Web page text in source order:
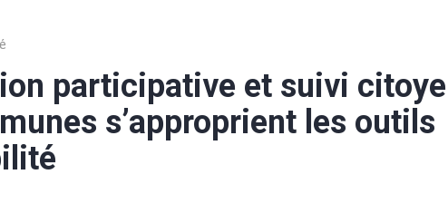
participative et suivi citoye
s’approprient les outils